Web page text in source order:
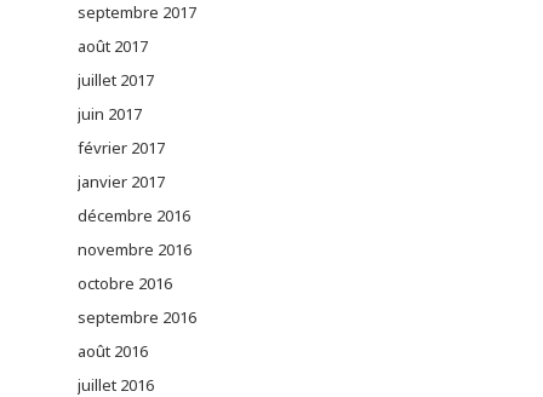
septembre 2017
août 2017
juillet 2017
juin 2017
février 2017
janvier 2017
décembre 2016
novembre 2016
octobre 2016
septembre 2016
août 2016
juillet 2016